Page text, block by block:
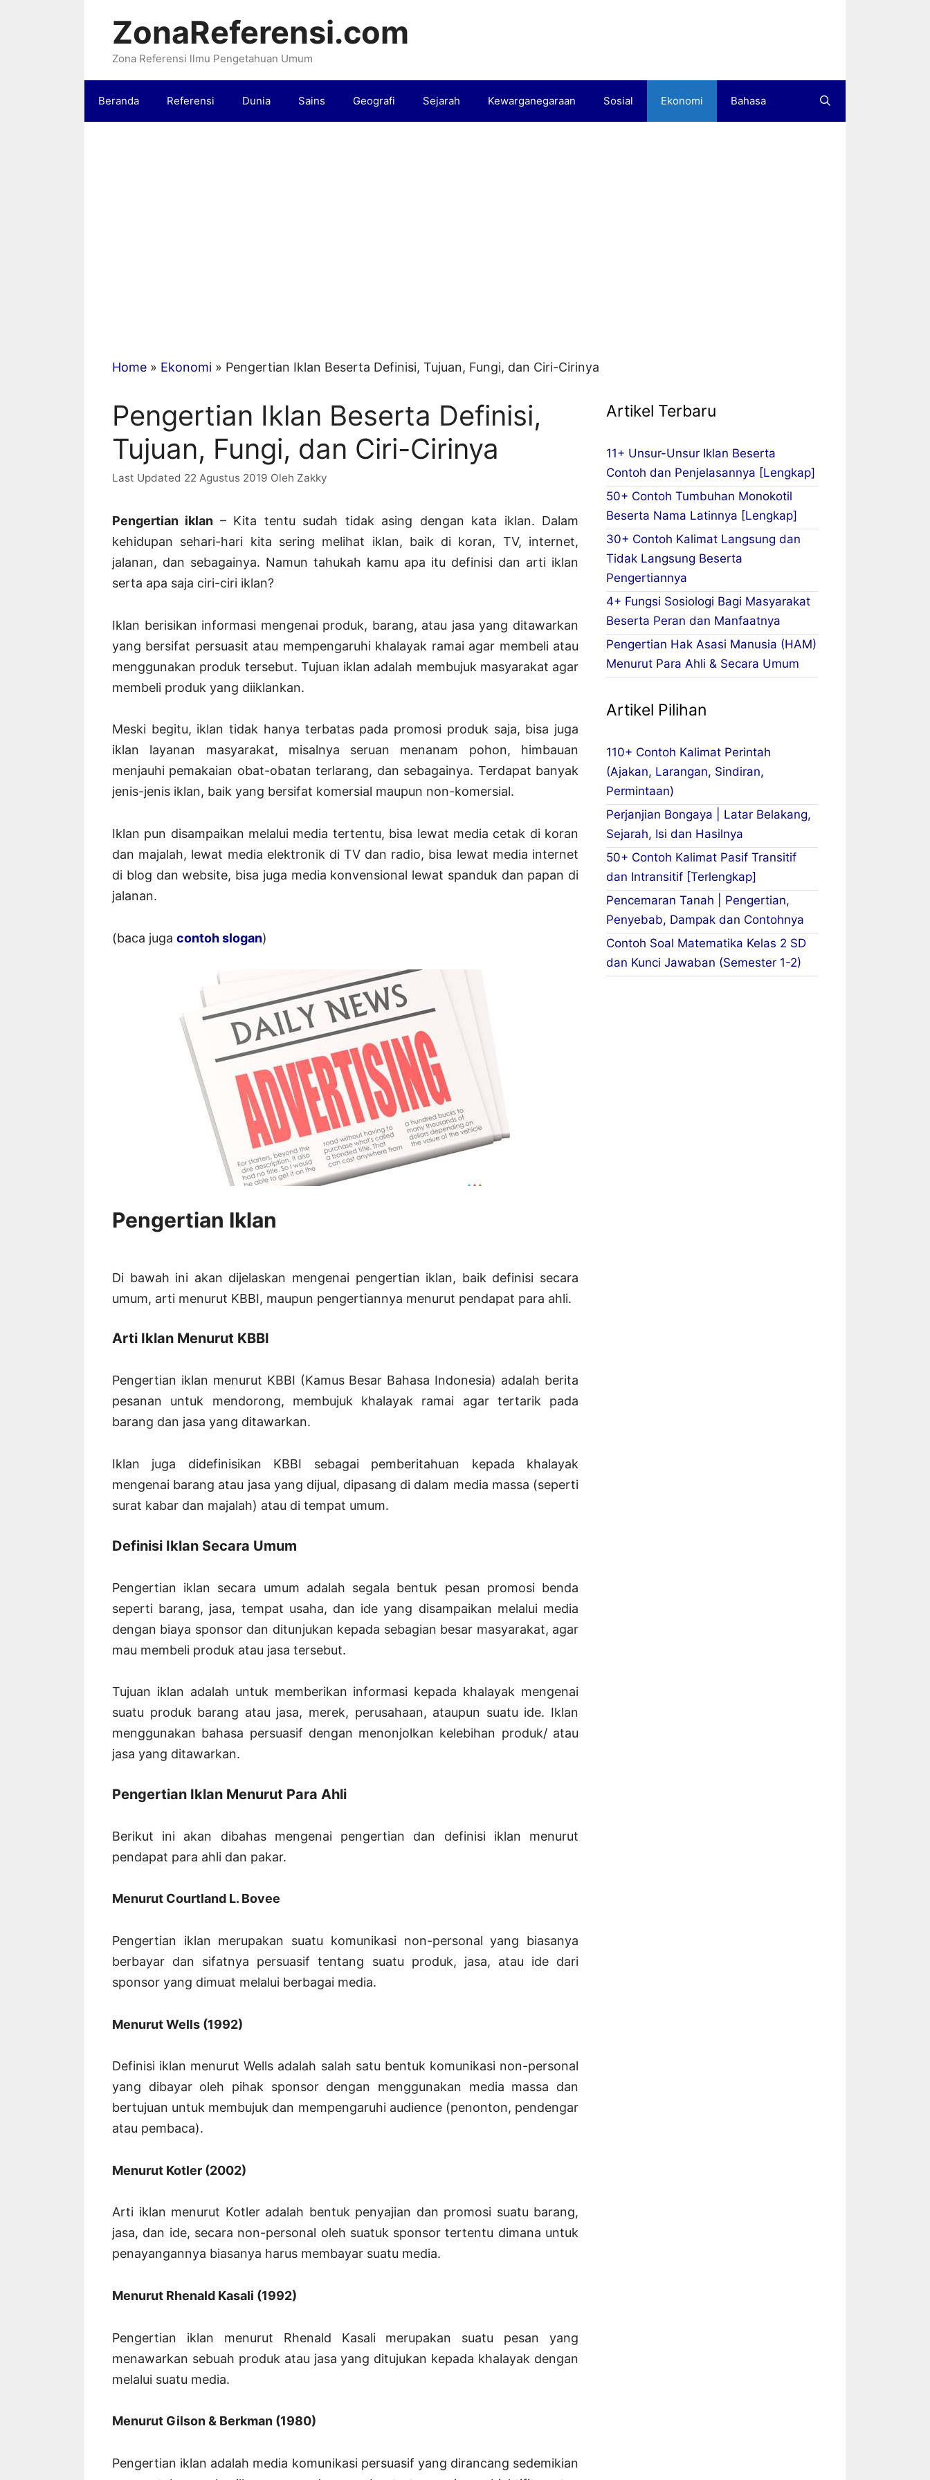
ZonaReferensi.com
Zona Referensi llmu Pengetahuan Umum
Beranda Referensi Dunia Sains Geografi Sejarah Kewarganegaraan Sosial Ekonomi Bahasa
Home » Ekonomi » Pengertian Iklan Beserta Definisi, Tujuan, Fungi, dan Ciri-Cirinya
Pengertian Iklan Beserta Definisi,
Tujuan, Fungi, dan Ciri-Cirinya
22 Agustus 2019 Oleh Zakky
Pengertian iklan – Kita tentu sudah tidak asing dengan kata iklan. Dalam
kehidupan sehari-hari kita sering melihat iklan, baik di koran, TV, internet,
jalanan, dan sebagainya. Namun tahukah kamu apa itu definisi dan arti iklan
serta apa saja ciri-ciri iklan?
Iklan berisikan informasi mengenai produk, barang, atau jasa yang ditawarkan
yang bersifat persuasit atau mempengaruhi khalayak ramai agar membeli atau
menggunakan produk tersebut. Tujuan iklan adalah membujuk masyarakat agar
membeli produk yang diiklankan.
Meski begitu, iklan tidak hanya terbatas pada promosi produk saja, bisa juga
iklan layanan masyarakat, misalnya seruan menanam pohon, himbauan
menjauhi pemakaian obat-obatan terlarang, dan sebagainya. Terdapat banyak
jenis-jenis iklan, baik yang bersifat komersial maupun non-komersial.
Iklan pun disampaikan melalui media tertentu, bisa lewat media cetak di koran
dan majalah, lewat media elektronik di TV dan radio, bisa lewat media internet
di blog dan website, bisa juga media konvensional lewat spanduk dan papan di
jalanan.
(baca juga contoh slogan)
Pengertian Iklan
Di bawah ini akan dijelaskan mengenai pengertian iklan, baik definisi secara
umum, arti menurut KBBI, maupun pengertiannya menurut pendapat para ahli.
Arti Iklan Menurut KBBI
Pengertian iklan menurut KBBI (Kamus Besar Bahasa Indonesia) adalah berita
pesanan untuk mendorong, membujuk khalayak ramai agar tertarik pada
barang dan jasa yang ditawarkan.
Iklan juga didefinisikan KBBI sebagai pemberitahuan kepada khalayak
mengenai barang atau jasa yang dijual, dipasang di dalam media massa (seperti
surat kabar dan majalah) atau di tempat umum.
Definisi Iklan Secara Umum
Pengertian iklan secara umum adalah segala bentuk pesan promosi benda
seperti barang, jasa, tempat usaha, dan ide yang disampaikan melalui media
dengan biaya sponsor dan ditunjukan kepada sebagian besar masyarakat, agar
mau membeli produk atau jasa tersebut.
Tujuan iklan adalah untuk memberikan informasi kepada khalayak mengenai
suatu produk barang atau jasa, merek, perusahaan, ataupun suatu ide. Iklan
menggunakan bahasa persuasif dengan menonjolkan kelebihan produk/ atau
jasa yang ditawarkan.
Pengertian Iklan Menurut Para Ahli
Berikut ini akan dibahas mengenai pengertian dan definisi iklan menurut
pendapat para ahli dan pakar.
Menurut Courtland L. Bovee
Pengertian iklan merupakan suatu komunikasi non-personal yang biasanya
berbayar dan sifatnya persuasif tentang suatu produk, jasa, atau ide dari
sponsor yang dimuat melalui berbagai media.
Menurut Wells (1992)
Definisi iklan menurut Wells adalah salah satu bentuk komunikasi non-personal
yang dibayar oleh pihak sponsor dengan menggunakan media massa dan
bertujuan untuk membujuk dan mempengaruhi audience (penonton, pendengar
atau pembaca).
Menurut Kotler (2002)
Arti iklan menurut Kotler adalah bentuk penyajian dan promosi suatu barang,
jasa, dan ide, secara non-personal oleh suatuk sponsor tertentu dimana untuk
penayangannya biasanya harus membayar suatu media.
Menurut Rhenald Kasali (1992)
Pengertian iklan menurut Rhenald Kasali merupakan suatu pesan yang
menawarkan sebuah produk atau jasa yang ditujukan kepada khalayak dengan
melalui suatu media.
Menurut Gilson & Berkman (1980)
Pengertian iklan adalah media komunikasi persuasif yang dirancang sedemikian
Artikel Terbaru
11+ Unsur-Unsur Iklan Beserta
Contoh dan Penjelasannya [Lengkap]
50+ Contoh Tumbuhan Monokotil
Beserta Nama Latinnya [Lengkap]
30+ Contoh Kalimat Langsung dan
Tidak Langsung Beserta
Pengertiannya
4+ Fungsi Sosiologi Bagi Masyarakat
Beserta Peran dan Manfaatnya
Pengertian Hak Asasi Manusia (HAM)
Menurut Para Ahli & Secara Umum
Artikel Pilihan
110+ Contoh Kalimat Perintah
(Ajakan, Larangan, Sindiran,
Permintaan)
Perjanjian Bongaya | Latar Belakang,
Sejarah, Isi dan Hasilnya
50+ Contoh Kalimat Pasif Transitif
dan Intransitif [Terlengkap]
Pencemaran Tanah | Pengertian,
Penyebab, Dampak dan Contohnya
Contoh Soal Matematika Kelas 2 SD
dan Kunci Jawaban (Semester 1-2)